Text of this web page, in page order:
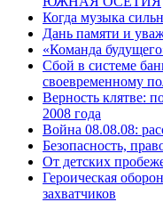
Когда музыка
Дань памяти и
«Команда
Сбой в системе
своевременному
Верность клятве:
2008 года
Война 08.08.08:
Безопасность,
От детских
Героическая
захватчиков